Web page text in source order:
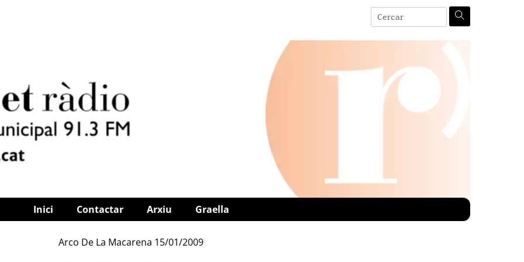
Inici Contactar Arxiu Graella
Arco De La Macarena 15/01/2009